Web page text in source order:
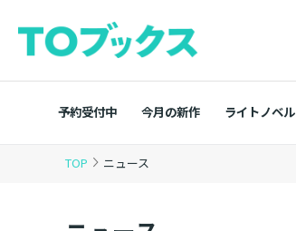
予約受付中 今月の新作 ライトノベル
TOP ニュース